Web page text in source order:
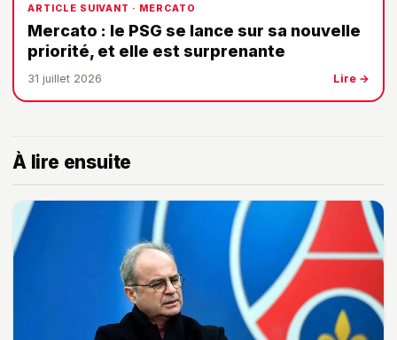
ARTICLE SUIVANT · MERCATO
Mercato : le PSG se lance sur sa nouvelle
priorité, et elle est surprenante
31 juillet 2026 Lire →
À lire ensuite